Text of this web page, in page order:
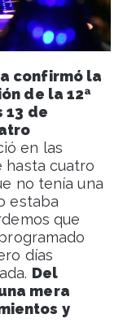
confirmó la
de la 12ª
13 de
en las
hasta cuatro
no tenía una
estaba
que
días
Del
mera
y